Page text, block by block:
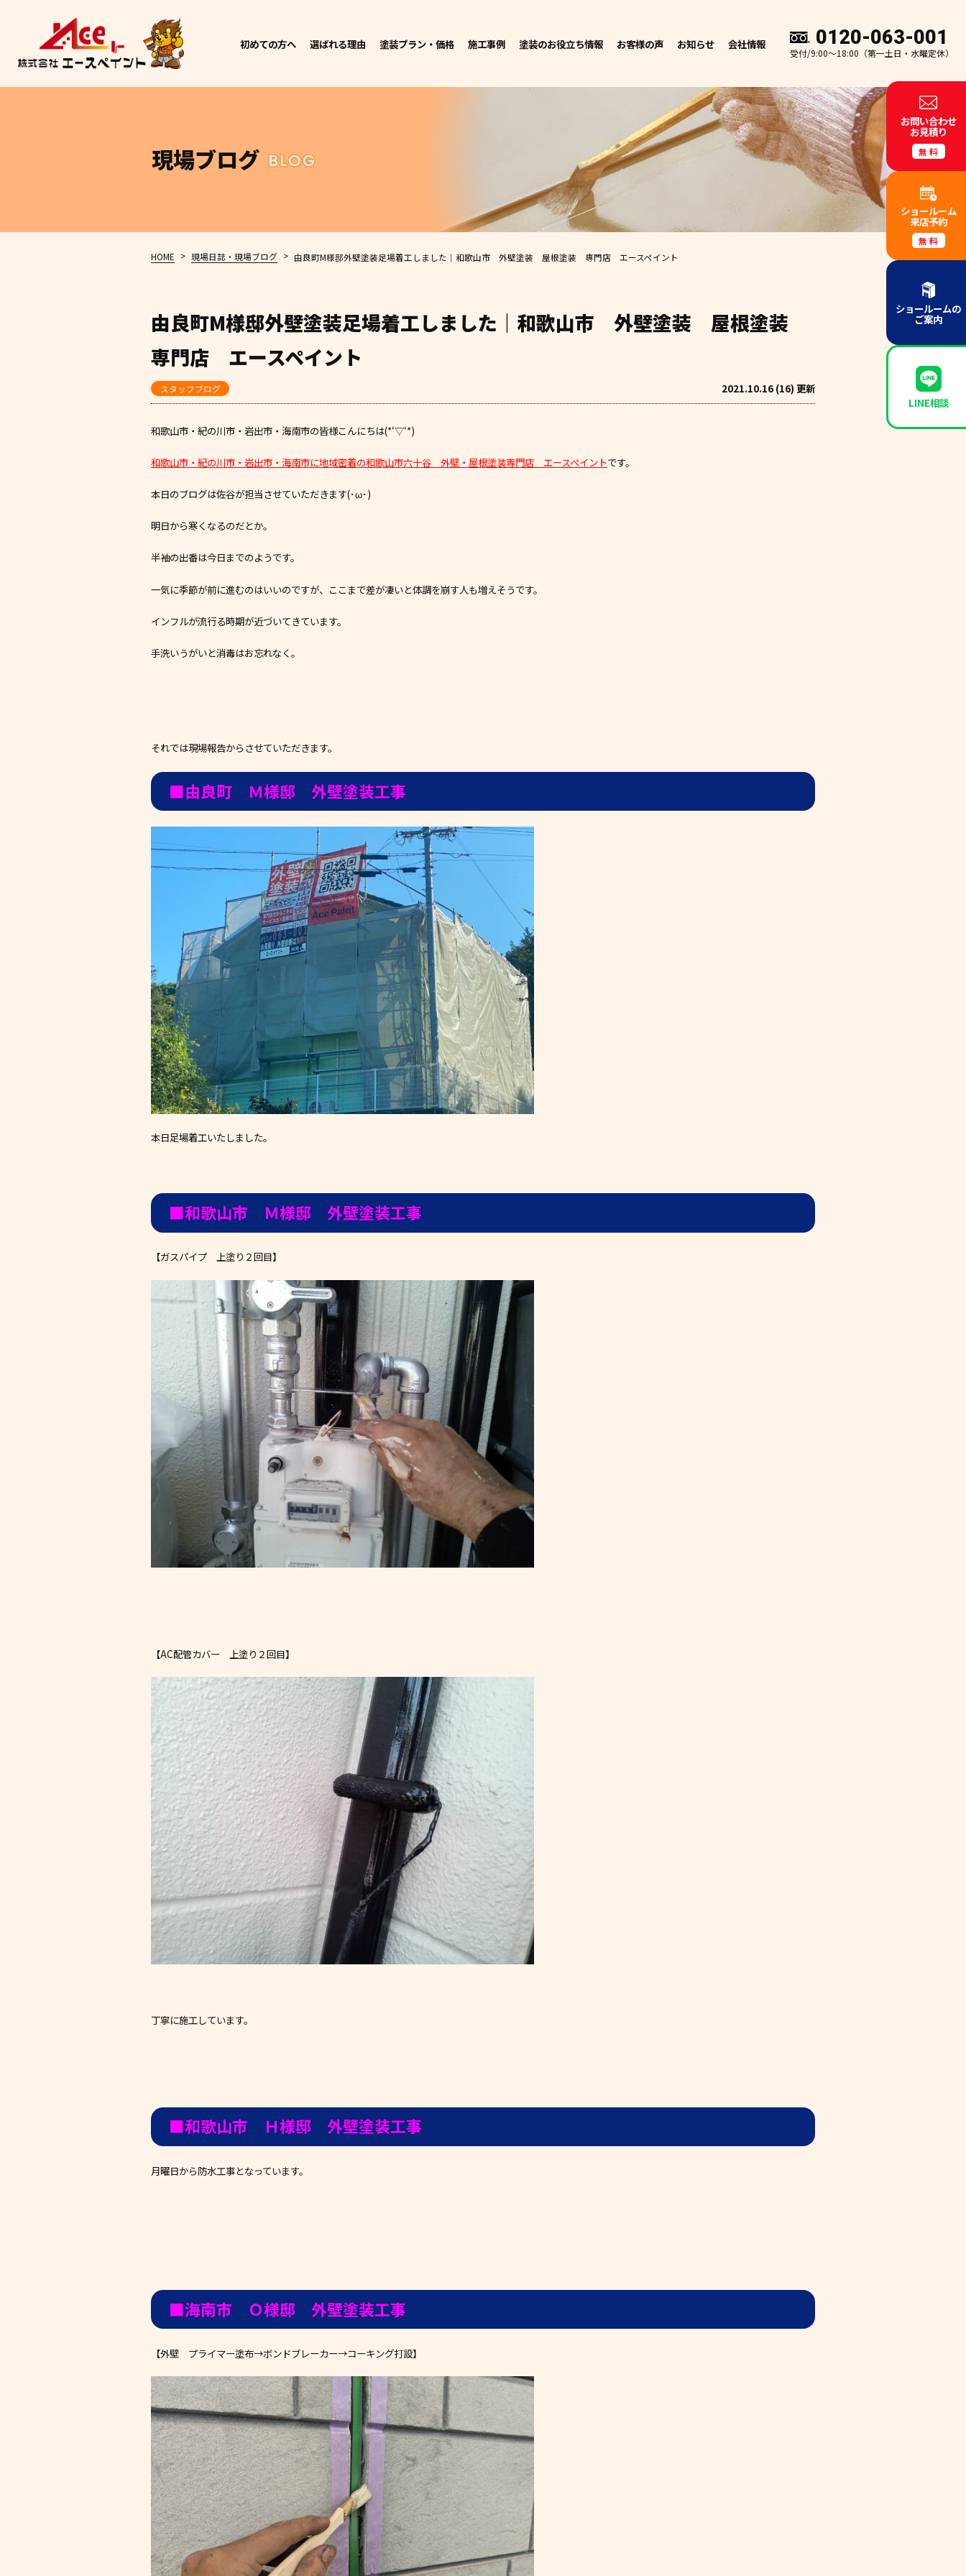
初めての方へ 選ばれる理由 塗装プラン・価格 施工事例 塗装のお役立ち情報 お客様の声 お知らせ 会社情報 0120-063-001
受付/9:00～18:00（第一土日・水曜定休）
現場ブログ BLOG
HOME > 現場日誌・現場ブログ > 由良町M様邸外壁塗装足場着工しました｜和歌山市 外壁塗装 屋根塗装 専門店 エースペイント
由良町M様邸外壁塗装足場着工しました｜和歌山市 外壁塗装 屋根塗装
専門店 エースペイント
スタッフブログ 2021.10.16 (16) 更新
和歌山市・紀の川市・岩出市・海南市の皆様こんにちは(*‘▽‘*)
和歌山市・紀の川市・岩出市・海南市に地域密着の和歌山市六十谷 外壁・屋根塗装専門店 エースペイントです。
本日のブログは佐谷が担当させていただきます(･ω･)
明日から寒くなるのだとか。
半袖の出番は今日までのようです。
一気に季節が前に進むのはいいのですが、ここまで差が凄いと体調を崩す人も増えそうです。
インフルが流行る時期が近づいてきています。
手洗いうがいと消毒はお忘れなく。
それでは現場報告からさせていただきます。
■由良町 Ｍ様邸 外壁塗装工事
本日足場着工いたしました。
■和歌山市 Ｍ様邸 外壁塗装工事
【ガスパイプ 上塗り２回目】
【AC配管カバー 上塗り２回目】
丁寧に施工しています。
■和歌山市 Ｈ様邸 外壁塗装工事
月曜日から防水工事となっています。
■海南市 Ｏ様邸 外壁塗装工事
【外壁 プライマー塗布→ボンドブレーカー→コーキング打設】
お問い合わせ
お見積り
無料
ショールーム
来店予約
無料
ショールームの
ご案内
LINE相談